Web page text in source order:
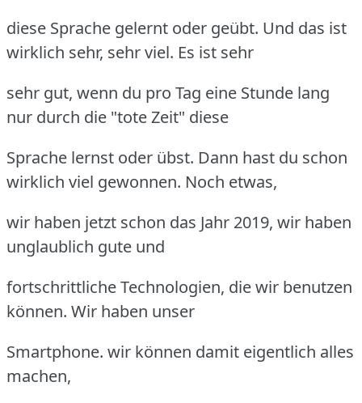
diese Sprache gelernt oder geübt. Und das ist
wirklich sehr, sehr viel. Es ist sehr
sehr gut, wenn du pro Tag eine Stunde lang
nur durch die "tote Zeit" diese
Sprache lernst oder übst. Dann hast du schon
wirklich viel gewonnen. Noch etwas,
wir haben jetzt schon das Jahr 2019, wir haben
unglaublich gute und
fortschrittliche Technologien, die wir benutzen
können. Wir haben unser
Smartphone. wir können damit eigentlich alles
machen,